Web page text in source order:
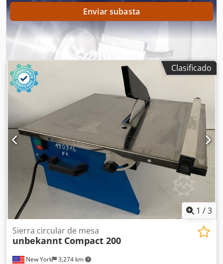
kg EQUIPAMIENTO Mordazas de sujeción horizontales
Enviar subasta
Clasificado
1 /3
New York 3,274 km
Sierra circular de mesa
unbekannt Compact 200